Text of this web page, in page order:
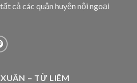
cả các quận huyện nội ngoại
– TỪ LIÊM